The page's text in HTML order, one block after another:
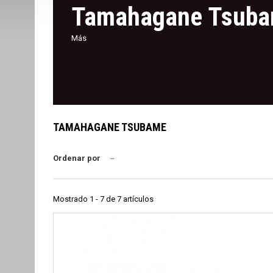
Tamahagane
Más
TAMAHAGANE TSUBAME
Ordenar por --
Mostrado 1 - 7 de 7 artículos